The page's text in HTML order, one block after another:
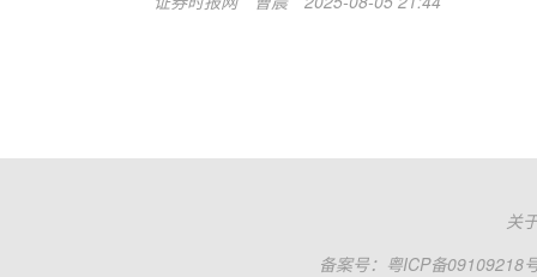
关
备案号： 粤ICP备09109218